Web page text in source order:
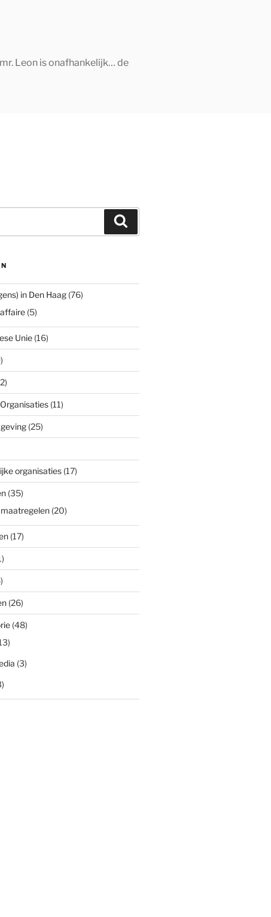
Leon is onafhankelijk… de
in Den Haag(76)
(5)
Unie(16)
(11)
(25)
organisaties(17)
(35)
(20)
(17)
(26)
(48)
(3)